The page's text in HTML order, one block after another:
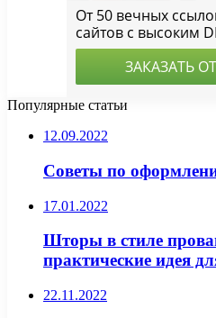
Популярные статьи
12.09.2022
Советы по
17.01.2022
Шторы в стиле
практические идея
22.11.2022